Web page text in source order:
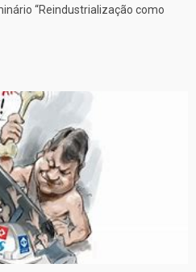
“Reindustrialização como